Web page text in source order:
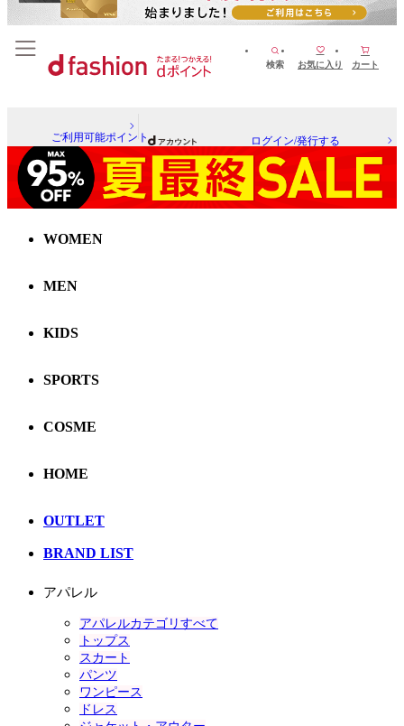
検索 お気に入り カート
ご利用可能ポイント ログイン/発行する
WOMEN
MEN
KIDS
SPORTS
COSME
HOME
OUTLET
BRAND LIST
アパレル
アパレルカテゴリすべて
トップス
スカート
パンツ
ワンピース
ドレス